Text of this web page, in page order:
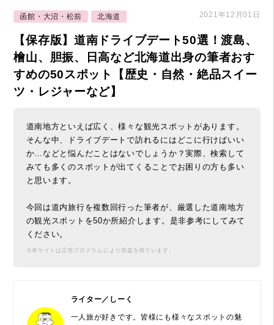
函館・大沼・松前 北海道 2021年12月01日
【保存版】道南ドライブデート50選！渡島、
檜山、胆振、日高など北海道出身の筆者おす
すめの50スポット【歴史・自然・絶品スイー
ツ・レジャーなど】
道南地方といえば広く、様々な観光スポットがあります。
そんな中、ドライブデートで訪れるにはどこに行けばいい
か…などと悩んだことはないでしょうか？実際、検索して
みても多くのスポットが出てくることでお困りの方も多い
と思います。
今回は道内旅行を複数回行った筆者が、厳選した道南地方
の観光スポットを50か所紹介します。是非参考にしてみて
ください。
※本サイトは広告プログラムにより収益を得ています。
ライター／しーく
一人旅が好きです。皆様にも様々なスポットの魅